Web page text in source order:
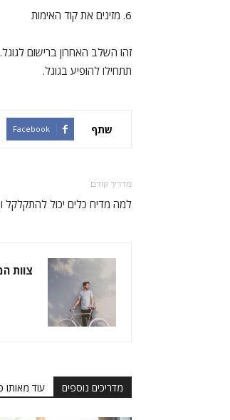
6. מזינים את קוד האימות
זהו השלב האחרון ברישום
תתחילו להופיע בגוגל.
שתף Facebook
מדריך קודם
למה מדיח כלים יכול להתקלקל
צוות
מדריכים נוספים עוד מאותו